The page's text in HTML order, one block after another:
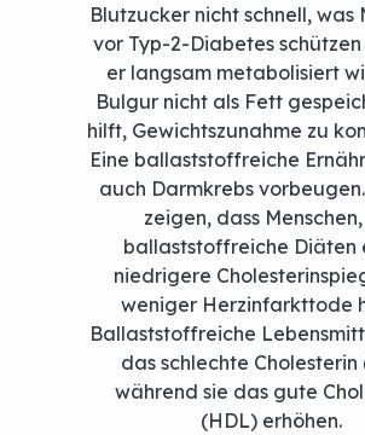
Orteile
Blutzucker nicht schnell, was
vor Typ-2-Diabetes schützen
er langsam metabolisiert
Bulgur nicht als Fett
hilft, Gewichtszunahme zu
Eine ballaststoffreiche
auch Darmkrebs
zeigen, dass
ballaststoffreiche Diäten
niedrigere
weniger Herzinfarkttode
Ballaststoffreiche
das schlechte Cholesterin
während sie das gute
(HDL) erhöhen.